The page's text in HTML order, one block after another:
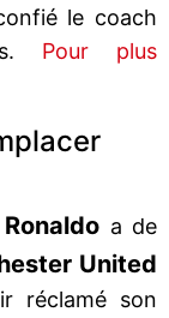
le coach
Pour plus
a de
United
réclamé son